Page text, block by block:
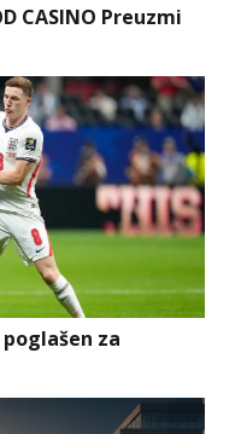
CASINO Preuzmi
za